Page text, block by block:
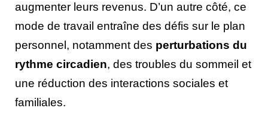
augmenter leurs revenus. D’un autre côté, ce
mode de travail entraîne des défis sur le plan
personnel, notamment des perturbations du
rythme circadien, des troubles du sommeil et
une réduction des interactions sociales et
familiales.